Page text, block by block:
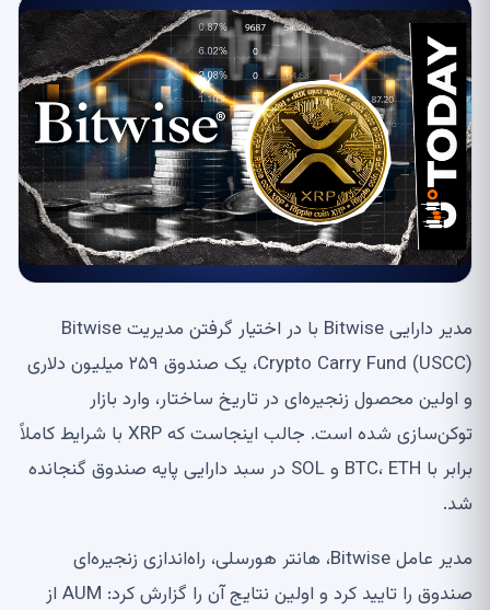
مدیر دارایی Bitwise با در اختیار گرفتن مدیریت Bitwise
Crypto Carry Fund (USCC)، یک صندوق ۲۵۹ میلیون دلاری
و اولین محصول زنجیره‌ای در تاریخ ساختار، وارد بازار
توکن‌سازی شده است. جالب اینجاست که XRP با شرایط کاملاً
برابر با BTC، ETH و SOL در سبد دارایی پایه صندوق گنجانده
شد.
مدیر عامل Bitwise، هانتر هورسلی، راه‌اندازی زنجیره‌ای
صندوق را تایید کرد و اولین نتایج آن را گزارش کرد: AUM از